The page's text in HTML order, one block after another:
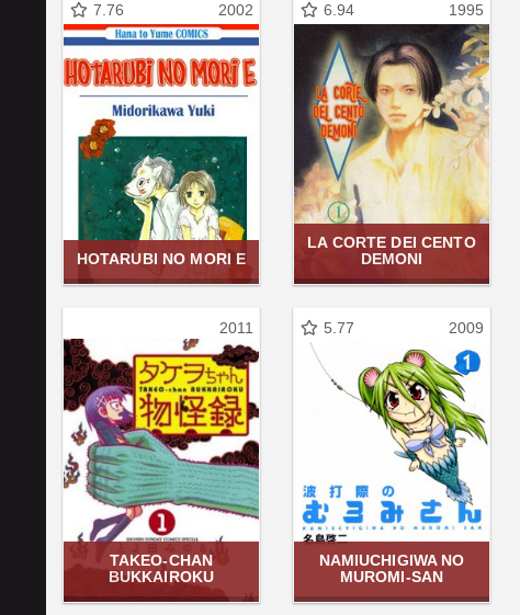
7.76 2002
HOTARUBI NO MORI E
6.94 1995
LA CORTE DEI CENTO
DEMONI
2011
TAKEO-CHAN
BUKKAIROKU
5.77 2009
NAMIUCHIGIWA NO
MUROMI-SAN